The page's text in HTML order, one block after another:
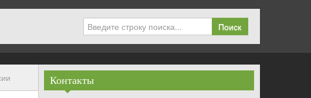
Поиск
Контакты